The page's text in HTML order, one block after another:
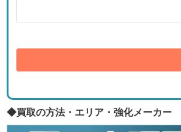
◆買取の方法・エリア・強化メーカー